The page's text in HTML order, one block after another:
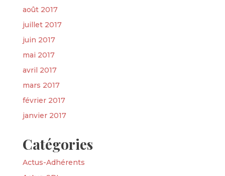
août 2017
juillet 2017
juin 2017
mai 2017
avril 2017
mars 2017
février 2017
janvier 2017
Catégories
Actus-Adhérents